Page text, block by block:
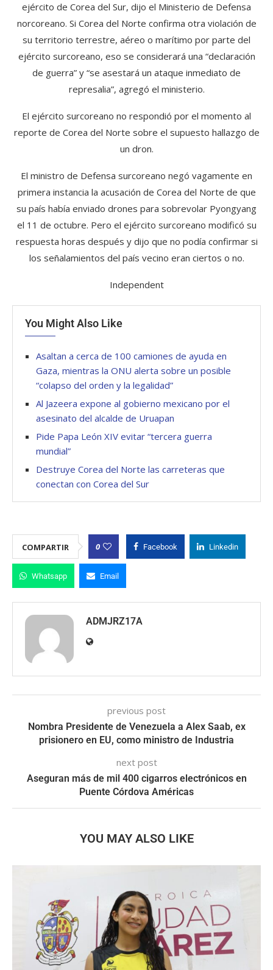
ejército de Corea del Sur, dijo el Ministerio de Defensa
norcoreano. Si Corea del Norte confirma otra violación de
su territorio terrestre, aéreo o marítimo por parte del
ejército surcoreano, eso se considerará una “declaración
de guerra” y “se asestará un ataque inmediato de
represalia”, agregó el ministerio.
El ejército surcoreano no respondió por el momento al
reporte de Corea del Norte sobre el supuesto hallazgo de
un dron.
El ministro de Defensa surcoreano negó vagamente en
primera instancia la acusación de Corea del Norte de que
su país había enviado drones para sobrevolar Pyongyang
el 11 de octubre. Pero el ejército surcoreano modificó su
respuesta horas después y dijo que no podía confirmar si
los señalamientos del país vecino eran ciertos o no.
Independent
You Might Also Like
Asaltan a cerca de 100 camiones de ayuda en
Gaza, mientras la ONU alerta sobre un posible
“colapso del orden y la legalidad”
Al Jazeera expone al gobierno mexicano por el
asesinato del alcalde de Uruapan
Pide Papa León XIV evitar “tercera guerra
mundial”
Destruye Corea del Norte las carreteras que
conectan con Corea del Sur
COMPARTIR 0 Facebook Linkedin
Whatsapp Email
ADMJRZ17A
previous post
Nombra Presidente de Venezuela a Alex Saab, ex
prisionero en EU, como ministro de Industria
next post
Aseguran más de mil 400 cigarros electrónicos en
Puente Córdova Américas
YOU MAY ALSO LIKE